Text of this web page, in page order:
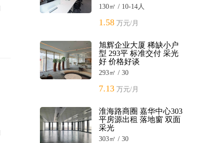
130㎡ / 10-14人
1.58 万元/月
旭辉企业大厦 稀缺小户
型 293平 标准交付 采光
好 价格好谈
293㎡ / 30
7.13 万元/月
淮海路商圈 嘉华中心303
平房源出租 落地窗 双面
采光
303㎡ / 30